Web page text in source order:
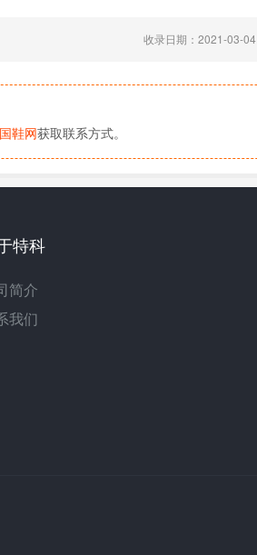
收录日期：2021-03-04
鞋网获取联系方式。
特科
简介
我们